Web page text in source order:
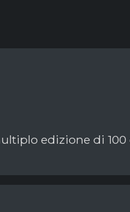
edizione di